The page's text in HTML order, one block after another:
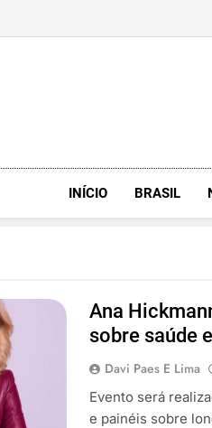
INÍCIO BRASIL
Ana
sobre saúde
Davi Paes E Lima
Evento será
e painéis sobre